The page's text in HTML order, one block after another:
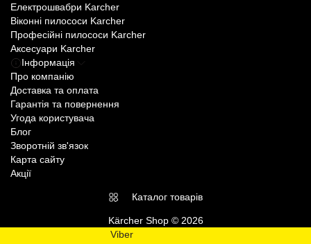
Електрошвабри Karcher
Віконні пилососи Karcher
Професійні пилососи Karcher
Аксесуари Karcher
Інформація
Про компанію
Доставка та оплата
Гарантія та повернення
Угода користувача
Блог
Зворотній зв'язок
Карта сайту
Акції
Каталог товарів
Kärcher Shop © 2026
Viber